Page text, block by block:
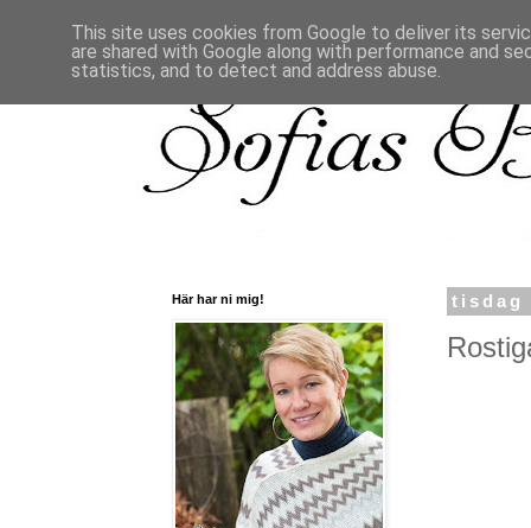
tisdag
Här har ni mig!
This site uses cookies from Google to deliver its
are shared with Google along with performance and
statistics, and to detect and address abuse.